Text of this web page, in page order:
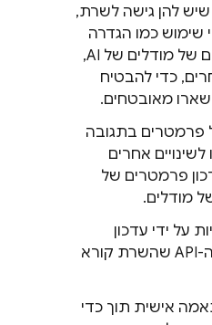
להן גישה לשרת,
שימוש כמו הגדרה
מרחוק של פרמטרים של מודלים של AI,
כדי להבטיח
פרמטרים בתגובה
אחרים
פרמטרים של
על ידי עדכון
מרחוק של ממשקי ה-API שהשרת קורא
אישית תוך כדי